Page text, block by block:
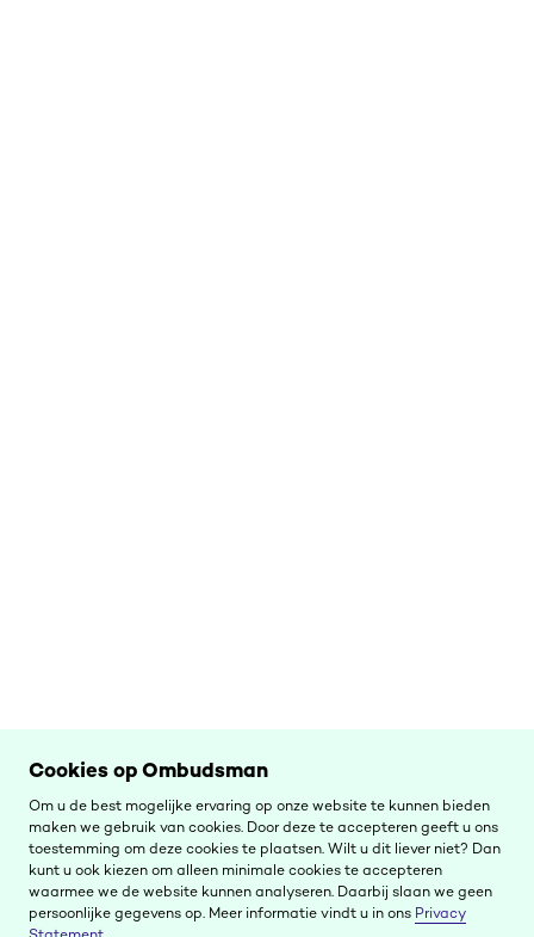
Cookies op Ombudsman
Om u de best mogelijke ervaring op onze website te kunnen bieden
maken we gebruik van cookies. Door deze te accepteren geeft u ons
toestemming om deze cookies te plaatsen. Wilt u dit liever niet? Dan
kunt u ook kiezen om alleen minimale cookies te accepteren
waarmee we de website kunnen analyseren. Daarbij slaan we geen
persoonlijke gegevens op. Meer informatie vindt u in ons Privacy